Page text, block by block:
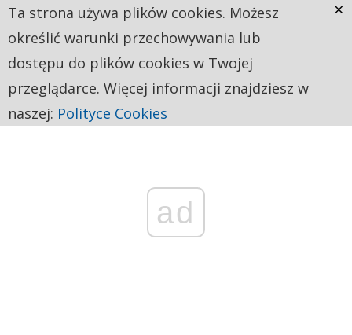
ad
Ta strona używa plików cookies. Możesz
określić warunki przechowywania lub
dostępu do plików cookies w Twojej
przeglądarce. Więcej informacji znajdziesz w
naszej: Polityce Cookies
×